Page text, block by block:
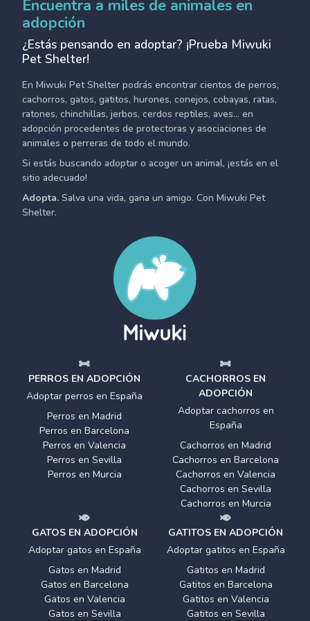
Encuentra a miles de animales en
adopción
¿Estás pensando en adoptar? ¡Prueba Miwuki
Pet Shelter!
En Miwuki Pet Shelter podrás encontrar cientos de perros,
cachorros, gatos, gatitos, hurones, conejos, cobayas, ratas,
ratones, chinchillas, jerbos, cerdos reptiles, aves... en
adopción procedentes de protectoras y asociaciones de
animales o perreras de todo el mundo.
Si estás buscando adoptar o acoger un animal, ¡estás en el
sitio adecuado!
Adopta. Salva una vida, gana un amigo. Con Miwuki Pet
Shelter.
PERROS EN ADOPCIÓN
Adoptar perros en España
Perros en Madrid
Perros en Barcelona
Perros en Valencia
Perros en Sevilla
Perros en Murcia
CACHORROS EN
ADOPCIÓN
Adoptar cachorros en
España
Cachorros en Madrid
Cachorros en Barcelona
Cachorros en Valencia
Cachorros en Sevilla
Cachorros en Murcia
GATOS EN ADOPCIÓN
Adoptar gatos en España
Gatos en Madrid
Gatos en Barcelona
Gatos en Valencia
Gatos en Sevilla
GATITOS EN ADOPCIÓN
Adoptar gatitos en España
Gatitos en Madrid
Gatitos en Barcelona
Gatitos en Valencia
Gatitos en Sevilla